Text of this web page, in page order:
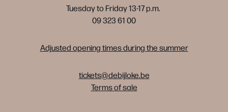
Tuesday to Friday 13-17 p.m.
09 323 61 00
Adjusted opening times during the summer
tickets@debijloke.be
Terms of sale